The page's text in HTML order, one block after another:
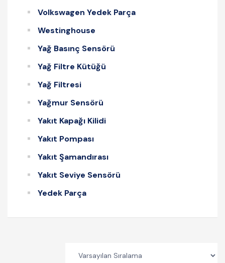
Volkswagen Yedek Parça
Westinghouse
Yağ Basınç Sensörü
Yağ Filtre Kütüğü
Yağ Filtresi
Yağmur Sensörü
Yakıt Kapağı Kilidi
Yakıt Pompası
Yakıt Şamandırası
Yakıt Seviye Sensörü
Yedek Parça